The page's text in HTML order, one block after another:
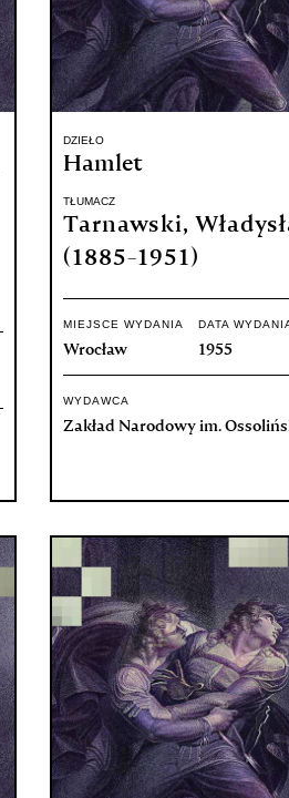
DZIEŁO
Hamlet
TŁUMACZ
Tarnawski,
(1885-1951)
MIEJSCE WYDANIA
Wrocław
DATA
1955
WYDAWCA
Zakład Narodowy im.